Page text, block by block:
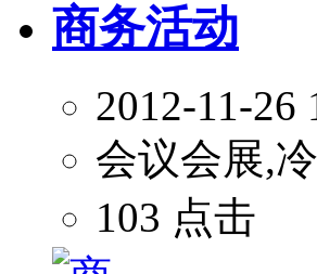
商务活动
2012-11-26
会议会展,
103 点击